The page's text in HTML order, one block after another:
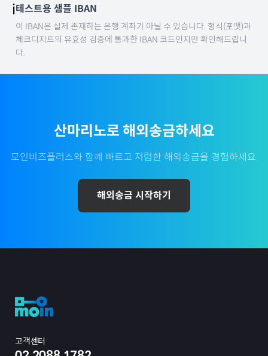
ℹ️테스트용 샘플 IBAN
이 IBAN은 실제 존재하는 은행 계좌가 아닐 수 있습니다. 형식(포맷)과
체크디지트의 유효성 검증에 통과한 IBAN 코드인지만 확인해드립니
다.
산마리노로 해외송금하세요
모인비즈플러스와 함께 빠르고 저렴한 해외송금을 경험하세요.
해외송금 시작하기
고객센터